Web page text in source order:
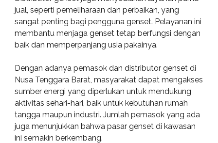
jual, seperti pemeliharaan dan perbaikan, yang
sangat penting bagi pengguna genset. Pelayanan ini
membantu menjaga genset tetap berfungsi dengan
baik dan memperpanjang usia pakainya.
Dengan adanya pemasok dan distributor genset di
Nusa Tenggara Barat, masyarakat dapat mengakses
sumber energi yang diperlukan untuk mendukung
aktivitas sehari-hari, baik untuk kebutuhan rumah
tangga maupun industri. Jumlah pemasok yang ada
juga menunjukkan bahwa pasar genset di kawasan
ini semakin berkembang.